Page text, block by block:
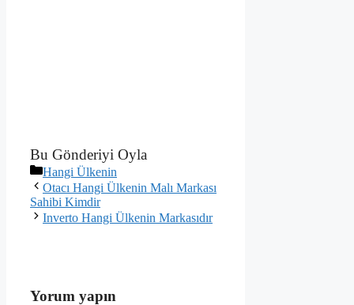
Bu Gönderiyi Oyla
Kategoriler
Hangi Ülkenin
Otacı Hangi Ülkenin Malı Markası
Sahibi Kimdir
Inverto Hangi Ülkenin Markasıdır
Yorum yapın